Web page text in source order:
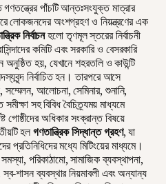
পাঁচটি আন্তঃসংযুক্ত মাত্রার
লোকজনদের অংশগ্রহণ ও নিয়ন্ত্রণের এক
নির্বাচনহলো তৃণমূল স্তরের নির্বাচনী
কমিটি এবং সরকারি ও বেসরকারি
অনুষ্ঠিত হয়, যেখানে শহরতলি ও কাউন্টি
নির্বাচিত হন। তারপরে আসে
সম্মেলন, আলোচনা, সেমিনার, শুনানি,
সহ বিবিধ বৈচিত্র্যময় মাধ্যমে
গোষ্ঠীদের অধিকার সংক্রান্ত বিষয়ে
হলগণতান্ত্রিক সিদ্ধান্ত গ্রহণ, যা
প্রতিনিধিদের মধ্যে মিটিংয়ের মাধ্যমে।
পরিকাঠামো, সামাজিক ব্যবস্থাপনা,
শাসন ব্যবস্থার নিয়মাবলী এবং অন্যান্য